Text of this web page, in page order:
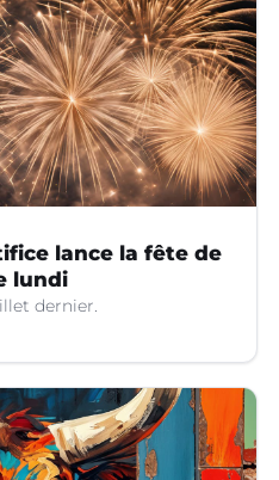
lance la fête de
lundi
dernier.